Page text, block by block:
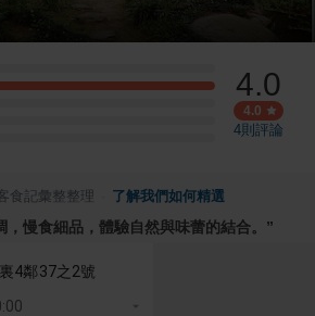
4.0
4.0
4則評論
食記彙整整理 了解我們如何精選
，慢食細品，體驗自然與味蕾的結合。 ”
4鄰37之2號